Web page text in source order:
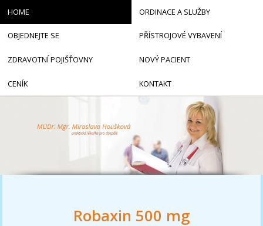
Robaxin 500 mg
HOME ORDINACE A SLUŽBY
OBJEDNEJTE SE PŘÍSTROJOVÉ VYBAVENÍ
ZDRAVOTNÍ POJIŠŤOVNY NOVÝ PACIENT
CENÍK KONTAKT